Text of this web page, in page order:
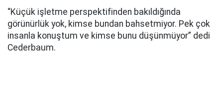
“Küçük işletme perspektifinden bakıldığında
görünürlük yok, kimse bundan bahsetmiyor. Pek çok
insanla konuştum ve kimse bunu düşünmüyor” dedi
Cederbaum.